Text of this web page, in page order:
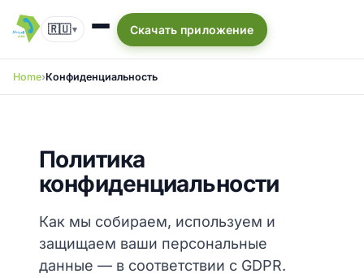
🇷🇺▾ Скачать приложение
Home Конфиденциальность
Политика
конфиденциальности
Как мы собираем, используем и
защищаем ваши персональные
данные — в соответствии с GDPR.